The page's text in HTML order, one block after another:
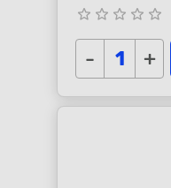
star_border star_border star_border star_border star_border
- +